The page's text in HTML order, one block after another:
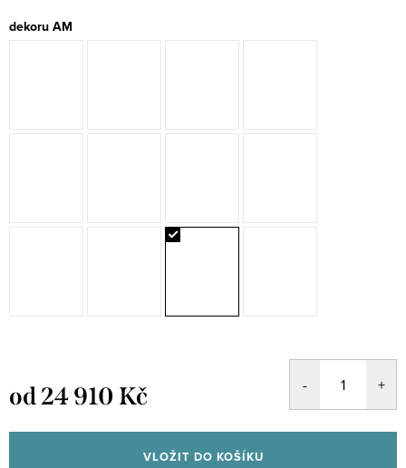
dekoru AM
od24 910 Kč
cena:
VLOŽIT DO KOŠÍKU